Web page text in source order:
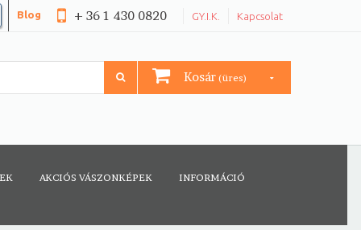
GY.I.K. Kapcsolat
+ 36 1 430 0820
Blog
Kosár (üres)
AKCIÓS VÁSZONKÉPEK INFORMÁCIÓ